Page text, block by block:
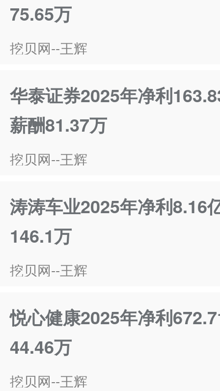
75.65万
挖贝网--王辉
华泰证券2025年净利
薪酬81.37万
挖贝网--王辉
涛涛车业2025年净利8.16
146.1万
挖贝网--王辉
悦心健康2025年净利
44.46万
挖贝网--王辉